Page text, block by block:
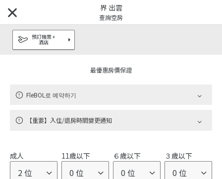
界 出雲
查詢空房
預訂機票 +
酒店
最優惠房價保證
FleBOL로 예약하기
【重要】入住/退房時間變更通知
成人
2 位
11歲以下
0 位
６歲以下
0 位
３歲以下
0 位
品牌
RISONARE